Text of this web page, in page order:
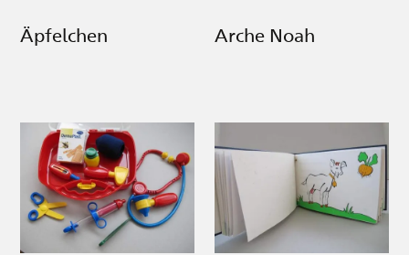
Äpfelchen Arche Noah